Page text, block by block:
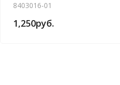
8403016-01
1,250руб.